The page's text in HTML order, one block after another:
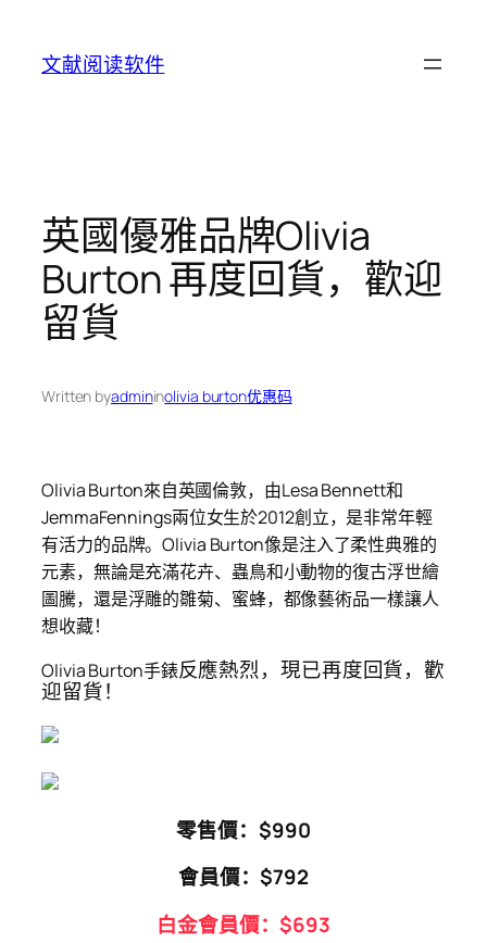
content
文献阅读软件
英國優雅品牌Olivia
Burton 再度回貨，歡迎
留貨
Written byadmininolivia burton优惠码
Olivia Burton來自英國倫敦，由Lesa Bennett和
JemmaFennings兩位女生於2012創立，是非常年輕
有活力的品牌。Olivia Burton像是注入了柔性典雅的
元素，無論是充滿花卉、蟲鳥和小動物的復古浮世繪
圖騰，還是浮雕的雛菊、蜜蜂，都像藝術品一樣讓人
想收藏！
Olivia Burton手錶反應熱烈，現已再度回貨，歡
迎留貨！
零售價：$990
會員價：$792
白金會員價：$693